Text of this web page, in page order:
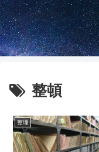
整頓
整理